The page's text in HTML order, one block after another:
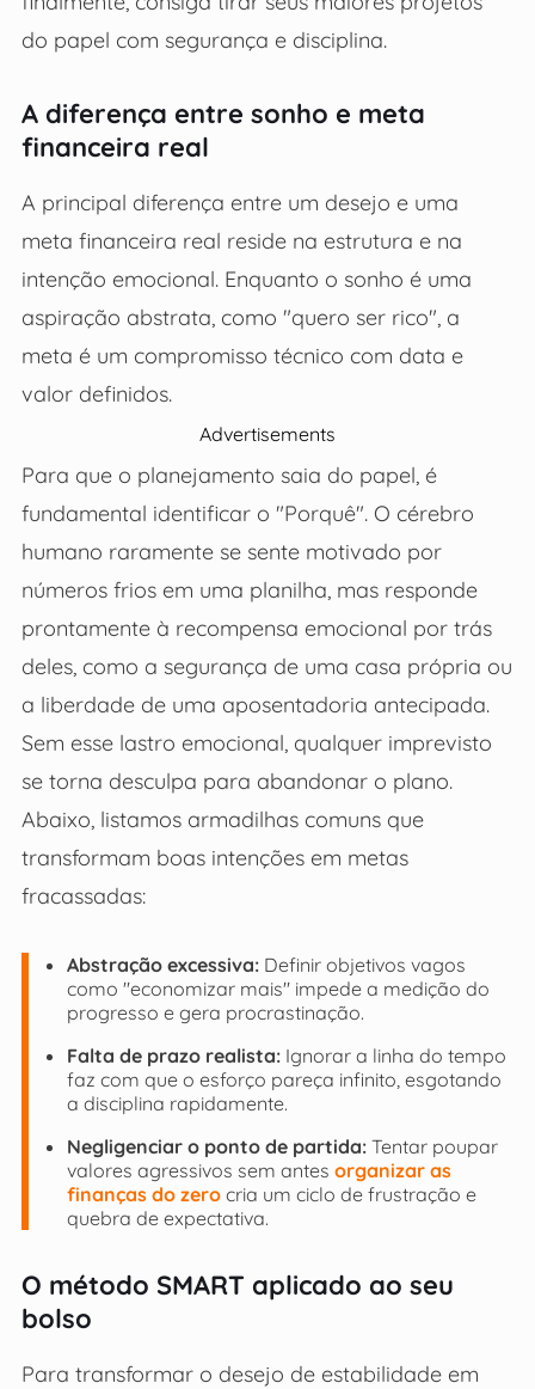
do papel com segurança e disciplina.
A diferença entre sonho e meta
financeira real
A principal diferença entre um desejo e uma
meta financeira real reside na estrutura e na
intenção emocional. Enquanto o sonho é uma
aspiração abstrata, como "quero ser rico", a
meta é um compromisso técnico com data e
valor definidos.
Advertisements
Para que o planejamento saia do papel, é
fundamental identificar o "Porquê". O cérebro
humano raramente se sente motivado por
números frios em uma planilha, mas responde
prontamente à recompensa emocional por trás
deles, como a segurança de uma casa própria ou
a liberdade de uma aposentadoria antecipada.
Sem esse lastro emocional, qualquer imprevisto
se torna desculpa para abandonar o plano.
Abaixo, listamos armadilhas comuns que
transformam boas intenções em metas
fracassadas:
Abstração excessiva:Definir objetivos vagos
como "economizar mais" impede a medição do
progresso e gera procrastinação.
Falta de prazo realista:Ignorar a linha do tempo
faz com que o esforço pareça infinito, esgotando
a disciplina rapidamente.
Negligenciar o ponto de partida:Tentar poupar
valores agressivos sem antes organizar as
finanças do zerocria um ciclo de frustração e
quebra de expectativa.
O método SMART aplicado ao seu
bolso
Para transformar o desejo de estabilidade em